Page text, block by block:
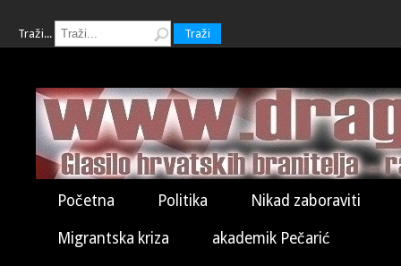
Traži... Traži
Početna Politika Nikad zaboraviti
Migrantska kriza akademik Pečarić